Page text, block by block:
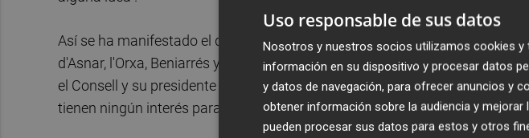
Así se ha manifestado el dirigente socialista, que este sábado ha
d'Asnar, l'Orxa, Beniarrés y Llombai dentro de la campaña 'Tu pueblo no se
el Consell y su presidente "están fuera de la realidad en este momento" y
tienen ningún interés para los ciudadanos".
Uso responsable de sus datos
Nosotros y nuestros socios utilizamos cookies y
información en su dispositivo y procesar datos
y datos de navegación, para ofrecer anuncios y
obtener información sobre la audiencia y mejorar
pueden procesar sus datos para estos y otros